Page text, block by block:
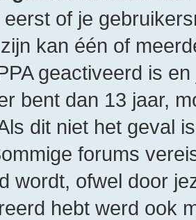
of je
kan één of
geactiveerd is
bent dan 13 jaar,
dit niet het geval
forums
wordt, ofwel door
hebt werd ook